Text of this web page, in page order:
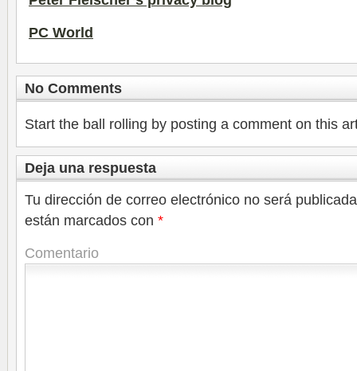
PC World
No Comments
Start the ball rolling by posting a comment on this
Deja una respuesta
Tu dirección de correo electrónico no será
están marcados con *
Comentario